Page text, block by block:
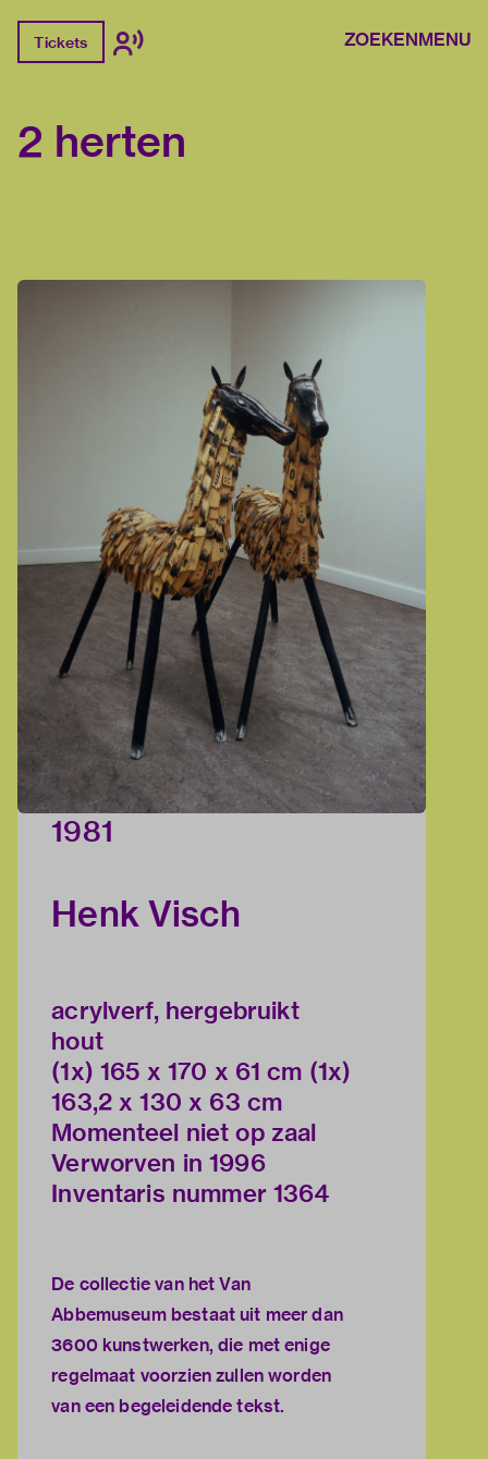
Tickets ZOEKENMENU
2 herten
1981
Henk Visch
acrylverf, hergebruikt
hout
(1x) 165 x 170 x 61 cm (1x)
163,2 x 130 x 63 cm
Momenteel niet op zaal
Verworven in 1996
Inventaris nummer 1364
De collectie van het Van
Abbemuseum bestaat uit meer dan
3600 kunstwerken, die met enige
regelmaat voorzien zullen worden
van een begeleidende tekst.